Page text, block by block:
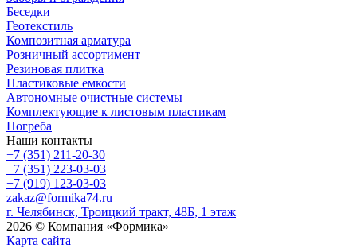
Беседки
Геотекстиль
Композитная арматура
Розничный ассортимент
Резиновая плитка
Пластиковые емкости
Автономные очистные системы
Комплектующие к листовым пластикам
Погреба
Наши контакты
+7 (351) 211-20-30
+7 (351) 223-03-03
+7 (919) 123-03-03
zakaz@formika74.ru
г. Челябинск, Троицкий тракт, 48Б, 1 этаж
2026 © Компания «Формика»
Карта сайта